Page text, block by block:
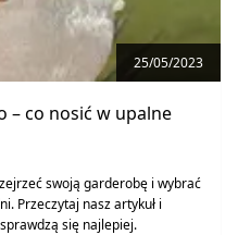
25/05/2023
– co nosić w upalne
swoją garderobę i wybrać
i
się najlepiej.